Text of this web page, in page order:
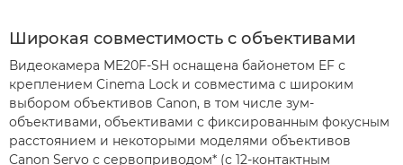
Широкая совместимость с объективами
Видеокамера ME20F-SH оснащена байонетом EF с
креплением Cinema Lock и совместима с широким
выбором объективов Canon, в том числе зум-
объективами, объективами с фиксированным фокусным
расстоянием и некоторыми моделями объективов
Canon Servo с сервоприводом* (с 12-контактным